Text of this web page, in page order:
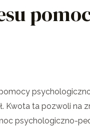
pomocy
Kwota ta pozwoli na
psychologiczno-